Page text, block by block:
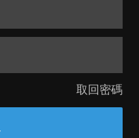
取回密碼